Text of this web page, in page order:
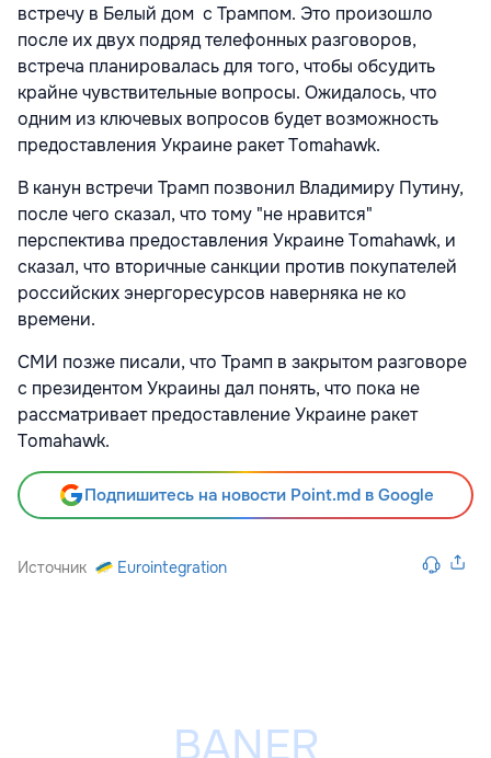
встречу в Белый дом с Трампом. Это произошло
после их двух подряд телефонных разговоров,
встреча планировалась для того, чтобы обсудить
крайне чувствительные вопросы. Ожидалось, что
одним из ключевых вопросов будет возможность
предоставления Украине ракет Tomahawk.
В канун встречи Трамп позвонил Владимиру Путину,
после чего сказал, что тому "не нравится"
перспектива предоставления Украине Tomahawk, и
сказал, что вторичные санкции против покупателей
российских энергоресурсов наверняка не ко
времени.
СМИ позже писали, что Трамп в закрытом разговоре
с президентом Украины дал понять, что пока не
рассматривает предоставление Украине ракет
Tomahawk.
Подпишитесь на новости Point.md в Google
Источник Eurointegration